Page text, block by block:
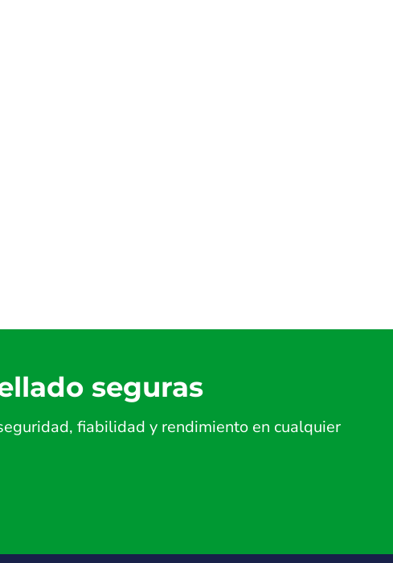
seguras
fiabilidad y rendimiento en cualquier